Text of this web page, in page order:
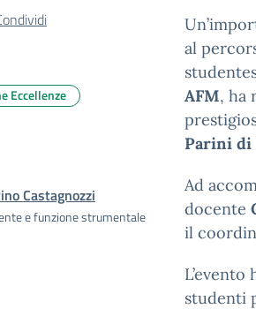
al
AFM, ha
Parini di
Ad
docente
il
studenti
Eccellenze
Castagnozzi
e funzione strumentale